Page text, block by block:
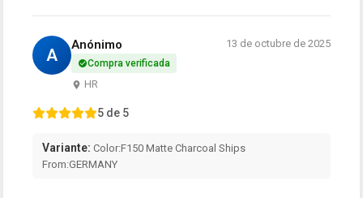
A
Anónimo
Compra verificada
HR
13 de octubre de 2025
5 de 5
Variante: Color:F150 Matte Charcoal Ships
From:GERMANY